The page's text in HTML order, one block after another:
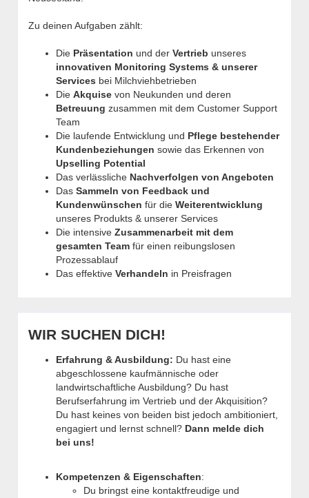
Zu deinen Aufgaben zählt:
Die Präsentation und der Vertrieb unseres
innovativen Monitoring Systems & unserer
Services bei Milchviehbetrieben
Die Akquise von Neukunden und deren
Betreuung zusammen mit dem Customer Support
Team
Die laufende Entwicklung und Pflege bestehender
Kundenbeziehungen sowie das Erkennen von
Upselling Potential
Das verlässliche Nachverfolgen von Angeboten
Das Sammeln von Feedback und
Kundenwünschen für die Weiterentwicklung
unseres Produkts & unserer Services
Die intensive Zusammenarbeit mit dem
gesamten Team für einen reibungslosen
Prozessablauf
Das effektive Verhandeln in Preisfragen
WIR SUCHEN DICH!
Erfahrung & Ausbildung: Du hast eine
abgeschlossene kaufmännische oder
landwirtschaftliche Ausbildung? Du hast
Berufserfahrung im Vertrieb und der Akquisition?
Du hast keines von beiden bist jedoch ambitioniert,
engagiert und lernst schnell? Dann melde dich
bei uns!
Kompetenzen & Eigenschaften:
Du bringst eine kontaktfreudige und